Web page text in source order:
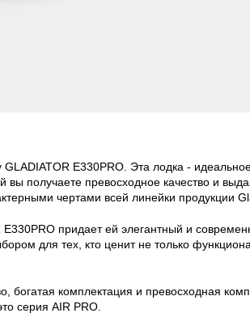
E330PRO. Эта лодка - идеальное
вы получаете превосходное качество и
чертами всей линейки продукции
придает ей элегантный и
для тех, кто ценит не только
богатая комплектация и превосходная
серия AIR PRO.